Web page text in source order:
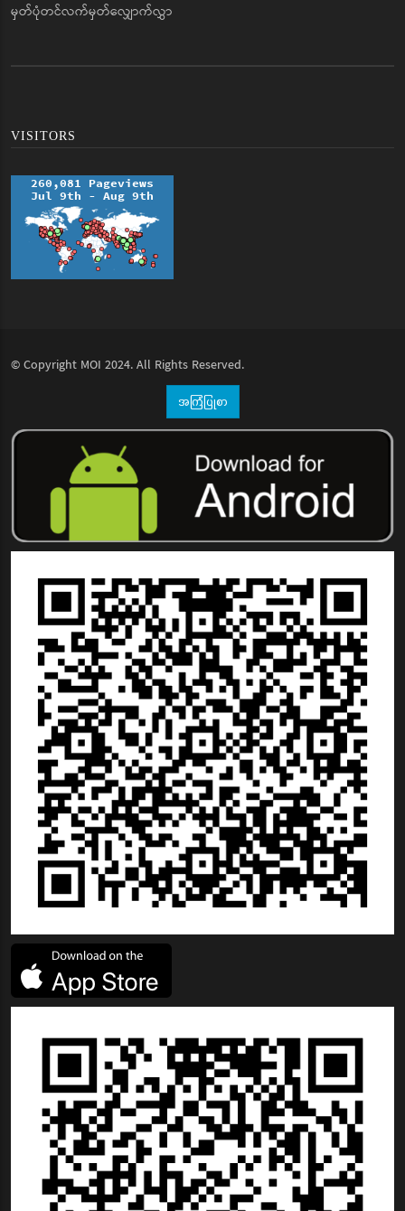
မှတ်ပုံတင်လက်မှတ်လျှောက်လွှာ
VISITORS
© Copyright MOI 2024. All Rights Reserved.
အကြံပြုစာ